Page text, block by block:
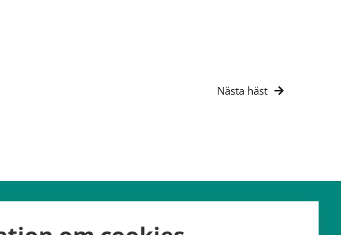
Nästa häst